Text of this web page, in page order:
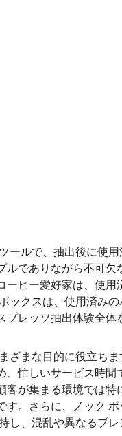
ールで、抽出後に使
でありながら不可欠
ーヒー愛好家は、使
ックスは、使用済み
レッソ抽出体験全体
ざまな目的に役立ち
忙しいサービス時間
が集まる環境では特
。さらに、ノック
し、混乱や異なるブ